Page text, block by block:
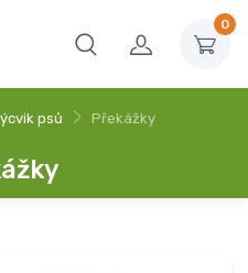
0
psů Překážky